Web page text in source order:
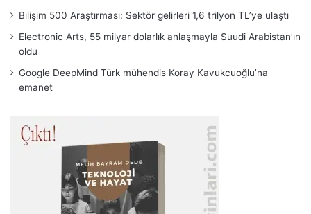
Bilişim 500 Araştırması: Sektör gelirleri 1,6 trilyon TL’ye ulaştı
Electronic Arts, 55 milyar dolarlık anlaşmayla Suudi Arabistan’ın
oldu
Google DeepMind Türk mühendis Koray Kavukcuoğlu’na
emanet